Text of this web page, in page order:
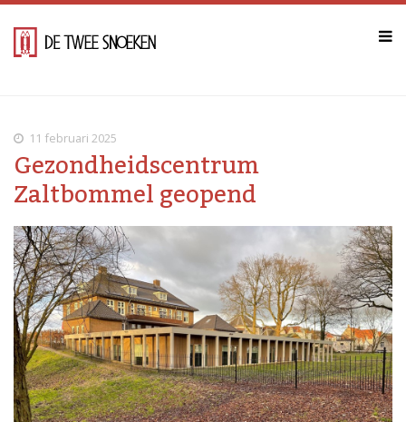
11 februari 2025
Gezondheidscentrum
Zaltbommel geopend